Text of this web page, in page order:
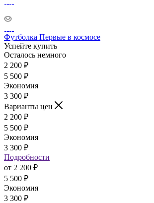
Футболка Первые в космосе
Успейте купить
Осталось немного
2 200 ₽
5 500 ₽
Экономия
3 300 ₽
Варианты цен
2 200 ₽
5 500 ₽
Экономия
3 300 ₽
Подробности
от 2 200 ₽
5 500 ₽
Экономия
3 300 ₽